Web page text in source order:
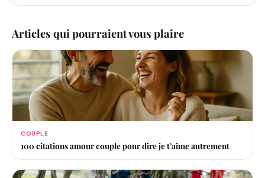
Articles qui pourraient vous plaire
COUPLE
100 citations amour couple pour dire je t’aime autrement